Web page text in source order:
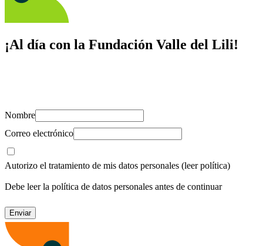
¡Al día con la Fundación Valle del Lili!
Nombre
Correo electrónico
Autorizo el tratamiento de mis datos personales (leer política)
Debe leer la política de datos personales antes de continuar